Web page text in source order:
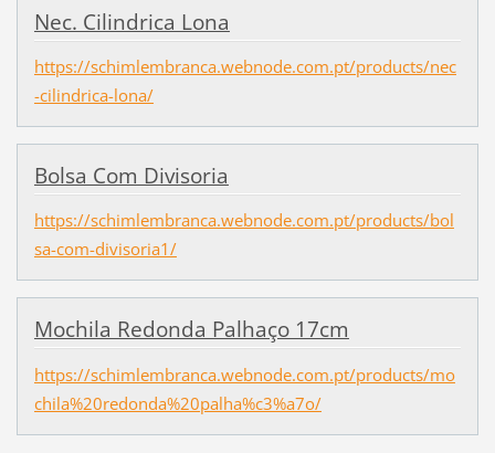
Nec. Cilindrica Lona
https://schimlembranca.webnode.com.pt/products/nec
-cilindrica-lona/
Bolsa Com Divisoria
https://schimlembranca.webnode.com.pt/products/bol
sa-com-divisoria1/
Mochila Redonda Palhaço 17cm
https://schimlembranca.webnode.com.pt/products/mo
chila%20redonda%20palha%c3%a7o/